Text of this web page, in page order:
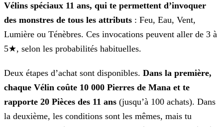
Vélins spéciaux 11 ans, qui te permettent d’invoquer
des monstres de tous les attributs : Feu, Eau, Vent,
Lumière ou Ténèbres. Ces invocations peuvent aller de 3 à
5★, selon les probabilités habituelles.
Deux étapes d’achat sont disponibles. Dans la première,
chaque Vélin coûte 10 000 Pierres de Mana et te
rapporte 20 Pièces des 11 ans (jusqu’à 100 achats). Dans
la deuxième, les conditions sont les mêmes, mais tu